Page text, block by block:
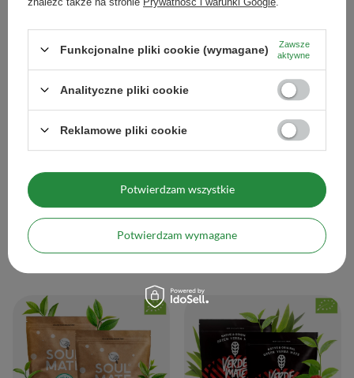
(58,90 zł / kg ) (58,90 zł / kg)
2x Soul Mate Organica Mega Menta
500g (1kg)
58,90 zł
2x Soul Mate Organica Menta Limon
500g (1kg)
58,90 zł
Funkcjonalne pliki cookie (wymagane)
Zawsze
aktywne
Analityczne pliki cookie
Reklamowe pliki cookie
Potwierdzam wymagane
Potwierdzam wszystkie